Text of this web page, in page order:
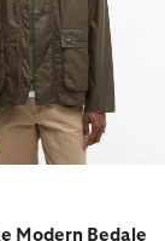
Modern Bedale